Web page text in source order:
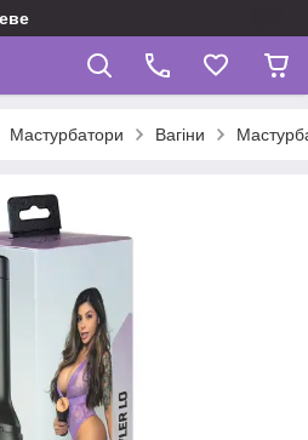
Мастурбатори Вагіни